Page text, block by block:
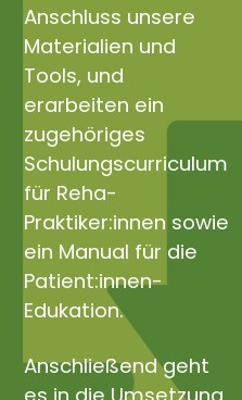
Anschluss unsere
Materialien und
Tools, und
erarbeiten ein
zugehöriges
Schulungscurriculum
für Reha-
Praktiker:innen sowie
ein Manual für die
Patient:innen-
Edukation.
Anschließend geht